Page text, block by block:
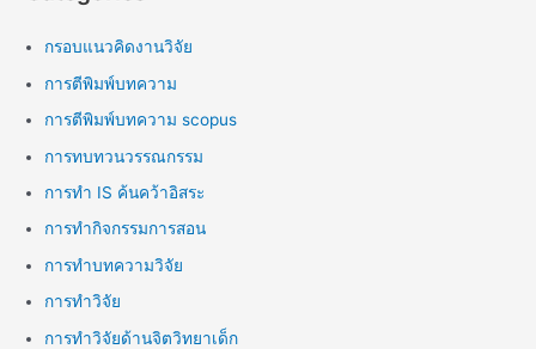
กรอบแนวคิดงานวิจัย
การตีพิมพ์บทความ
การตีพิมพ์บทความ scopus
การทบทวนวรรณกรรม
การทำ IS ค้นคว้าอิสระ
การทำกิจกรรมการสอน
การทำบทความวิจัย
การทำวิจัย
การทำวิจัยด้านจิตวิทยาเด็ก